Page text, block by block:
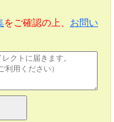
をご確認の上、 お問い